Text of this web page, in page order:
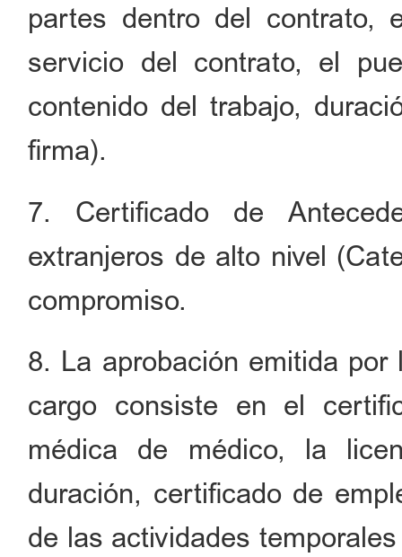
partes dentro del contrato,
servicio del contrato, el
contenido del trabajo,
firma).
7. Certificado de
extranjeros de alto nivel
compromiso.
8. La aprobación emitida
cargo consiste en el
médica de médico, la
duración, certificado de
de las actividades